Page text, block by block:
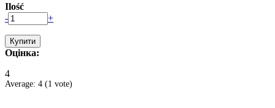
Ilość
-
+
Оцінка:
4
Average: 4 (1 vote)